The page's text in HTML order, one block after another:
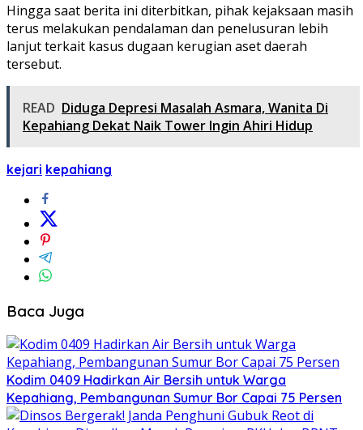
Hingga saat berita ini diterbitkan, pihak kejaksaan masih
terus melakukan pendalaman dan penelusuran lebih
lanjut terkait kasus dugaan kerugian aset daerah
tersebut.
READ Diduga Depresi Masalah Asmara, Wanita Di
Kepahiang Dekat Naik Tower Ingin Ahiri Hidup
kejari kepahiang
Baca Juga
Kodim 0409 Hadirkan Air Bersih untuk Warga
Kepahiang, Pembangunan Sumur Bor Capai 75 Persen